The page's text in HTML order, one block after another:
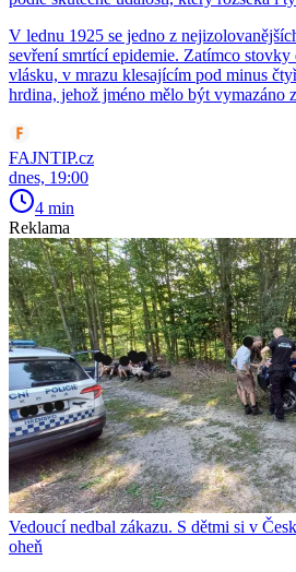
V lednu 1925 se jedno z
sevření smrtící epidemie. Zatímco
vlásku, v mrazu klesajícím pod minus
hrdina, jehož jméno mělo být vymazáno
FAJNTIP.cz
dnes, 19:00
4 min
Reklama
Vedoucí nedbal zákazu. S dětmi si v
oheň